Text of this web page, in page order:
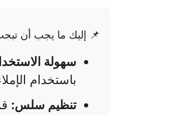
📌 إليك ما يجب أن
سهولة
باستخدام
تنظيم سلس: